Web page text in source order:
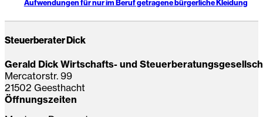
Aufwendungen für nur im Beruf getragene bürgerliche Kleidung
Steuerberater Dick
Gerald Dick Wirtschafts- und
Mercatorstr. 99
21502 Geesthacht
Öffnungszeiten